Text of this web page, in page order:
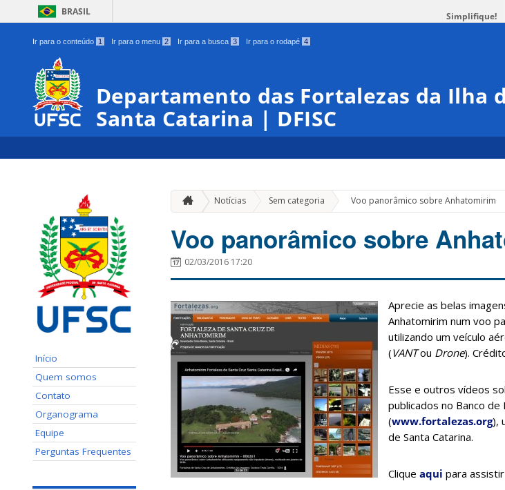
BRASIL Simplifique!
Ir para o conteúdo 1 Ir para o menu 2 Ir para a busca 3 Ir para o rodapé 4
Departamento das Fortalezas da Ilha
Santa Catarina | DFISC
Início
Quem somos
Contato
Organograma
Equipe
Perguntas Frequentes
Notícias Sem categoria » Voo panorâmico sobre Anhatomirim
Voo panorâmico sobre
02/03/2016 17:20
Aprecie as belas
Anhatomirim num voo
utilizando um veículo
(VANTou Drone).
Esse e outros vídeos
publicados no Banco
(www.fortalezas.org),
de Santa Catarina.
Clique aqui para